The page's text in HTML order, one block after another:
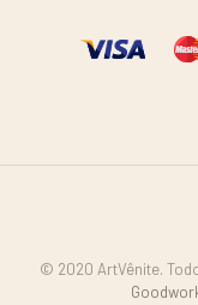
© 2020 ArtVênite.